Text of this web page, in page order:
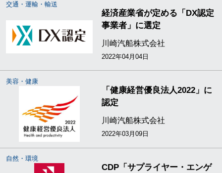
交通・運輸・輸送
経済産業省が定める「DX認定
事業者」に選定
川崎汽船株式会社
2022年04月04日
美容・健康
「健康経営優良法人2022」に
認定
川崎汽船株式会社
2022年03月09日
自然・環境
CDP「サプライヤー・エンゲ